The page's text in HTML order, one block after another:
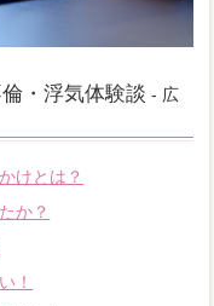
・浮気体験談 - 広
けとは？
か？
！